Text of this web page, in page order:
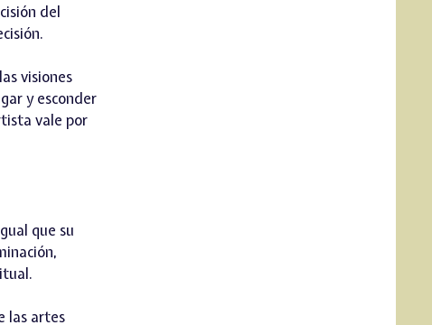
del
visiones
y esconder
vale por
que su
las artes